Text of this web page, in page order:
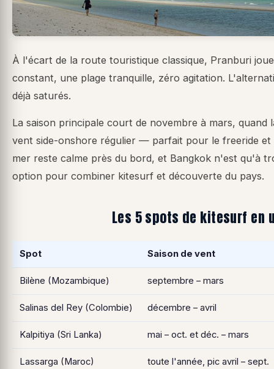
À l'écart de la route touristique classique, Pranburi
constant, une plage tranquille, zéro agitation.
déjà saturés.
La saison principale court de novembre à mars,
vent side-onshore régulier — parfait pour le freeride et
mer reste calme près du bord, et Bangkok n'est qu'à
option pour combiner kitesurf et découverte du pays.
Les 5 spots de kitesurf en
Spot Saison de vent
Bilène (Mozambique) septembre – mars
Salinas del Rey (Colombie) décembre – avril
Kalpitiya (Sri Lanka) mai – oct. et déc. – mars
Lassarga (Maroc) toute l'année, pic avril – sept.